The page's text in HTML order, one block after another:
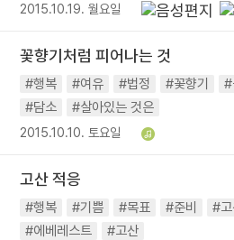
2015.10.19. 월요일
꽃향기처럼 피어나는 것
#행복 #여유 #법정 #꽃향기 #
#담소
#살아있는 것은
2015.10.10. 토요일
고산 적응
#행복 #기쁨 #목표 #준비 #고
#에베레스트
#고산